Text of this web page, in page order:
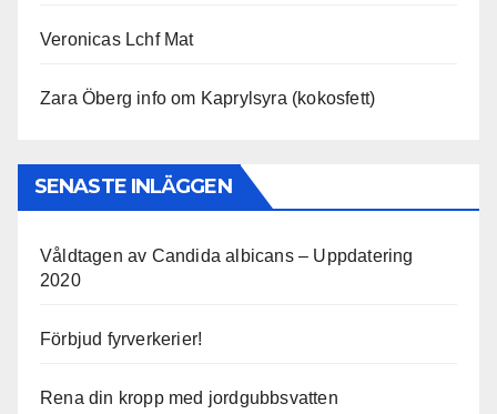
Veronicas Lchf Mat
Zara Öberg info om Kaprylsyra (kokosfett)
SENASTE INLÄGGEN
Våldtagen av Candida albicans – Uppdatering
2020
Förbjud fyrverkerier!
Rena din kropp med jordgubbsvatten